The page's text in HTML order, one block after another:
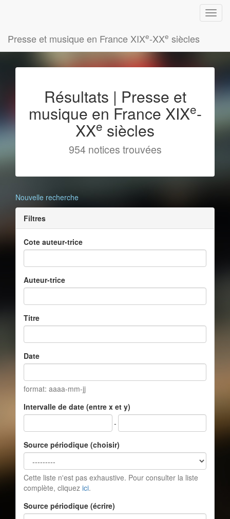
Presse et musique en France XIXe-XXe siècles
Résultats | Presse et
musique en France XIXe-
XXe siècles
954 notices trouvées
Nouvelle recherche
Filtres
Cote auteur-trice
Auteur-trice
Titre
Date
format: aaaa-mm-jj
Intervalle de date (entre x et y)
-
Source périodique (choisir)
Cette liste n'est pas exhaustive. Pour consulter la liste
complète, cliquez ici.
Source périodique (écrire)